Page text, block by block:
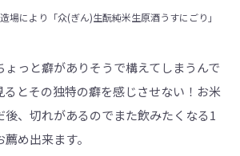
場により「众(ぎん)生酛純米生原酒うすにごり」
ょっと癖がありそうで構えてしまうんで
るとその独特の癖を感じさせない！お米
後、切れがあるのでまた飲みたくなる1
め出来ます。